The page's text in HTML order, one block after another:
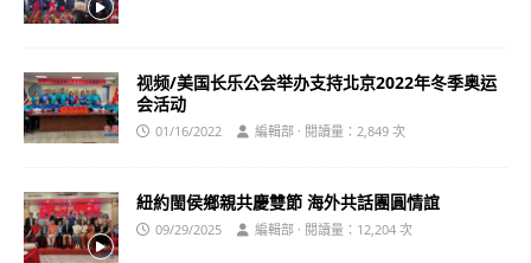
视频/美国长乐公会举办支持北京2022年冬季奥运
会活动
01/16/2022 編輯部 · 閱讀量：2,849 次
紐約閩侯鄉親共慶雙節 海外共話團圓情誼
09/29/2025 編輯部 · 閱讀量：12,204 次